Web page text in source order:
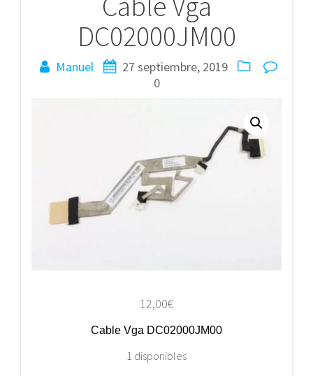
DC02000JM00
Manuel
27 septiembre, 2019
0
12,00€
Cable Vga DC02000JM00
1 disponibles
Navegación
entradas